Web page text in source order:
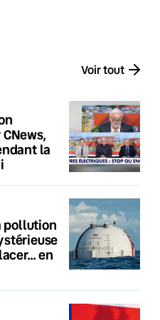
Voir tout
la
pollution
en